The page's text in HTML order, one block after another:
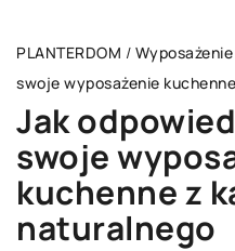
PLANTERDOM /
swoje wyposażenie
Jak
swoje
kuchenne z
naturalnego